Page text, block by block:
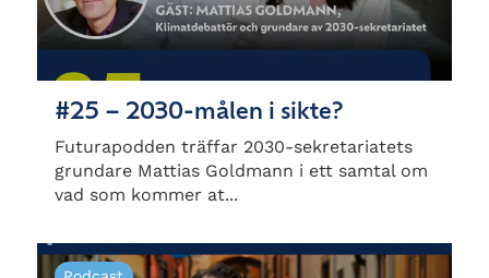
#25 – 2030-målen i sikte?
Futurapodden träffar 2030-sekretariatets
grundare Mattias Goldmann i ett samtal om
vad som kommer at...